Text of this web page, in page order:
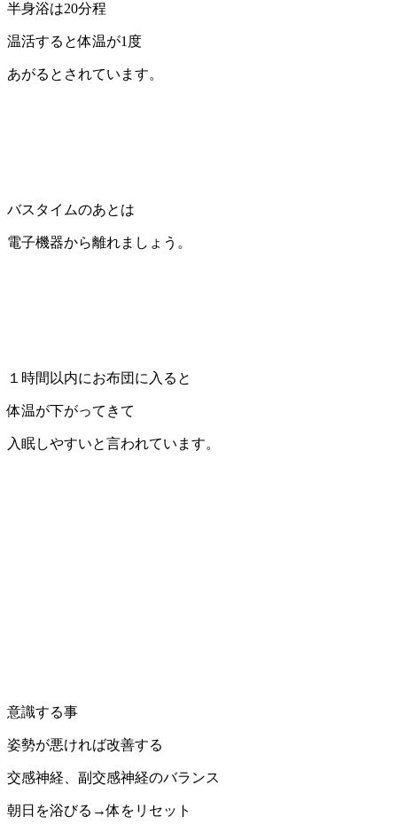
半身浴は20分程
温活すると体温が1度
あがるとされています。
バスタイムのあとは
電子機器から離れましょう。
１時間以内にお布団に入ると
体温が下がってきて
入眠しやすいと言われています。
意識する事
姿勢が悪ければ改善する
交感神経、副交感神経のバランス
朝日を浴びる→体をリセット